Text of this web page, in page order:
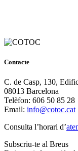
Contacte
C. de Casp, 130,
08013 Barcelona
Telèfon: 606 50 85 28
Email: info@cotoc.cat
Consulta l’horari d’
Subscriu-te al Breus